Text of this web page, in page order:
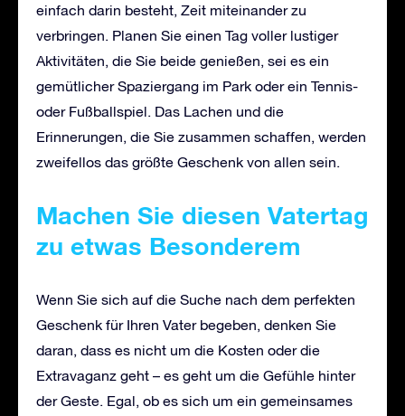
einfach darin besteht, Zeit miteinander zu
verbringen. Planen Sie einen Tag voller lustiger
Aktivitäten, die Sie beide genießen, sei es ein
gemütlicher Spaziergang im Park oder ein Tennis-
oder Fußballspiel. Das Lachen und die
Erinnerungen, die Sie zusammen schaffen, werden
zweifellos das größte Geschenk von allen sein.
Machen Sie diesen Vatertag
zu etwas Besonderem
Wenn Sie sich auf die Suche nach dem perfekten
Geschenk für Ihren Vater begeben, denken Sie
daran, dass es nicht um die Kosten oder die
Extravaganz geht – es geht um die Gefühle hinter
der Geste. Egal, ob es sich um ein gemeinsames